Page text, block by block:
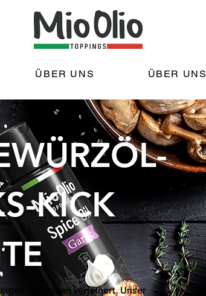
ÜBER UNS ÜBER UNS
KICK
Sekunden verfeinert. Unser